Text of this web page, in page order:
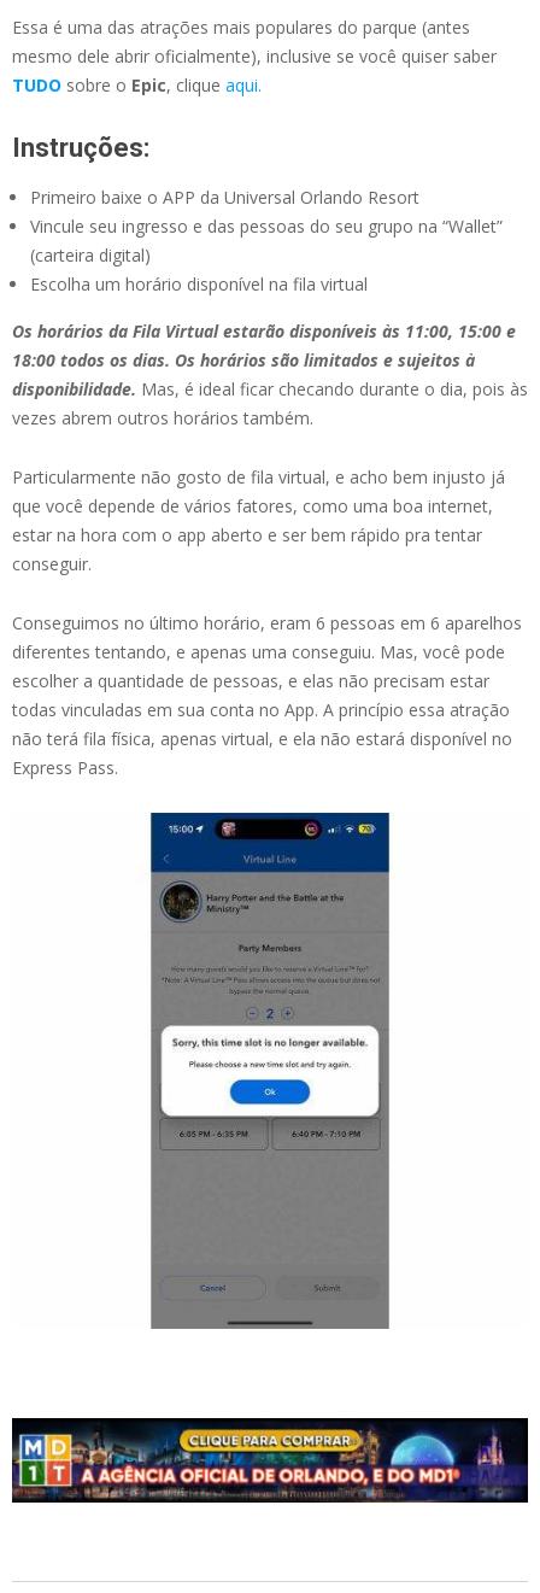
Essa é uma das atrações mais populares do parque (antes
mesmo dele abrir oficialmente), inclusive se você quiser saber
TUDO sobre o Epic, clique aqui.
Instruções:
Primeiro baixe o APP da Universal Orlando Resort
Vincule seu ingresso e das pessoas do seu grupo na “Wallet”
(carteira digital)
Escolha um horário disponível na fila virtual
Os horários da Fila Virtual estarão disponíveis às 11:00, 15:00 e
18:00 todos os dias. Os horários são limitados e sujeitos à
disponibilidade. Mas, é ideal ficar checando durante o dia, pois às
vezes abrem outros horários também.
Particularmente não gosto de fila virtual, e acho bem injusto já
que você depende de vários fatores, como uma boa internet,
estar na hora com o app aberto e ser bem rápido pra tentar
conseguir.
Conseguimos no último horário, eram 6 pessoas em 6 aparelhos
diferentes tentando, e apenas uma conseguiu. Mas, você pode
escolher a quantidade de pessoas, e elas não precisam estar
todas vinculadas em sua conta no App. A princípio essa atração
não terá fila física, apenas virtual, e ela não estará disponível no
Express Pass.